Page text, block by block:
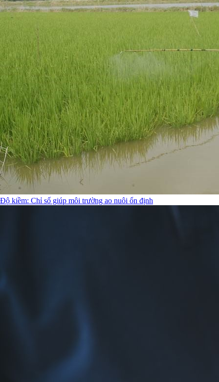
Độ kiềm: Chỉ số giúp môi trường ao nuôi ổn định